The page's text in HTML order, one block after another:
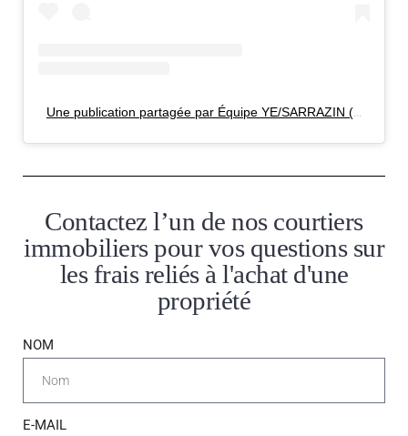
Contactez l’un de nos courtiers
immobiliers pour vos questions sur
les frais reliés à l'achat d'une
propriété
NOM
E-MAIL